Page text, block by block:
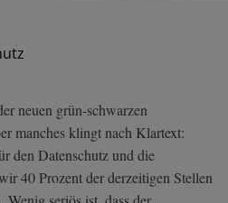
neuen grün-schwarzen
manches klingt nach Klartext:
den Datenschutz und die
40 Prozent der derzeitigen Stellen